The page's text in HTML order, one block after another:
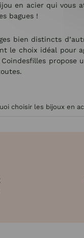
en acier qui vous
bagues !
bien distincts
le choix idéal pour
propose
choisir les bijoux en